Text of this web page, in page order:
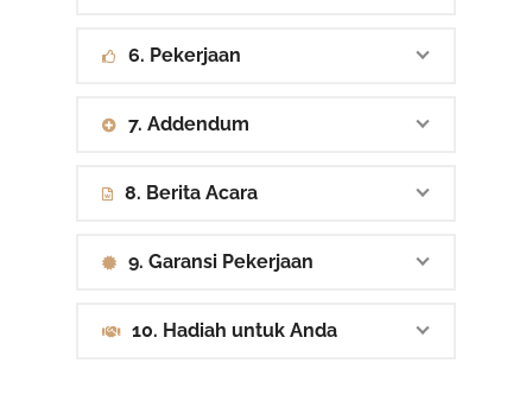
6. Pekerjaan
7. Addendum
8. Berita Acara
9. Garansi Pekerjaan
10. Hadiah untuk Anda